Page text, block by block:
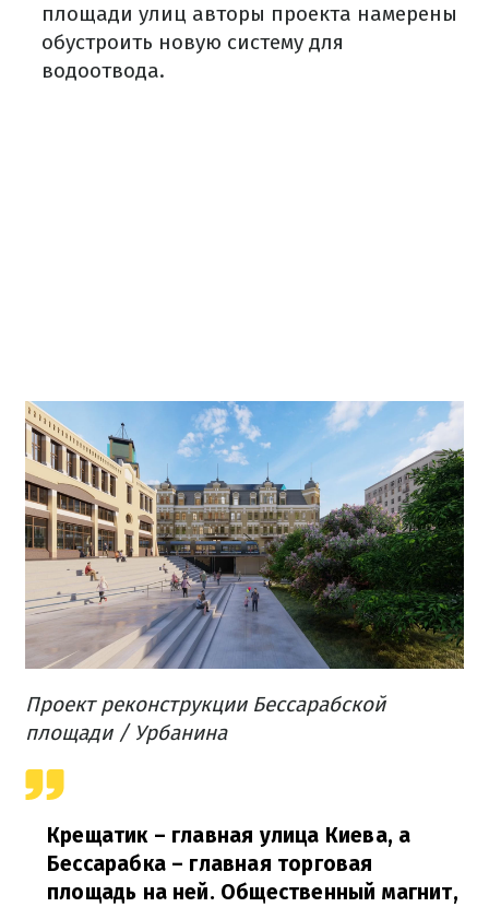
площади улиц авторы проекта намерены
обустроить новую систему для
водоотвода.
Проект реконструкции Бессарабской
площади / Урбанина
Крещатик – главная улица Киева, а
Бессарабка – главная торговая
площадь на ней. Общественный магнит,